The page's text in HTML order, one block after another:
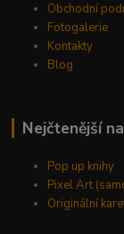
Obchodní
Fotogalerie
Kontakty
Blog
Nejčtenější
Pop up knihy
Pixel Art
Originální